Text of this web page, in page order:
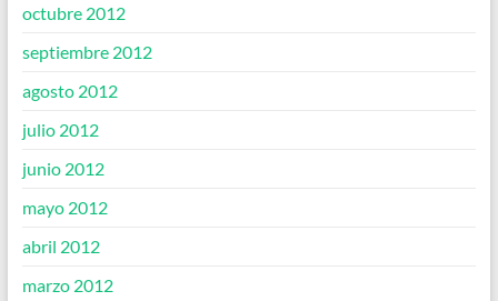
octubre 2012
septiembre 2012
agosto 2012
julio 2012
junio 2012
mayo 2012
abril 2012
marzo 2012